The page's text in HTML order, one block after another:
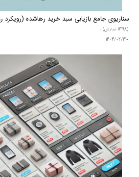
سناریوی جامع بازیابی سبد خرید رها‌شده (رویکرد
(1398 نمایش) -
1404/02/30